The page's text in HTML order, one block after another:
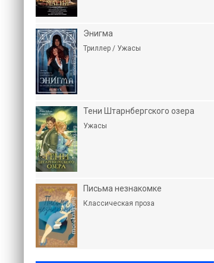
Энигма
Триллер / Ужасы
Тени Штарнбергского озера
Ужасы
Письма незнакомке
Классическая проза